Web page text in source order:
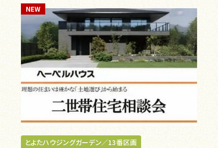
NEW
とよたハウジングガーデン／13番区画